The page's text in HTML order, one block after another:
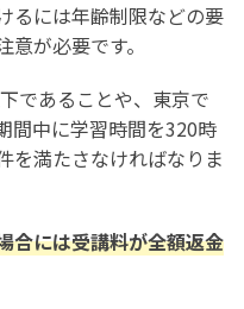
るには年齢制限などの要
が必要です。
であることや、東京で
間中に学習時間を320時
を満たさなければなりま
合には受講料が全額返金